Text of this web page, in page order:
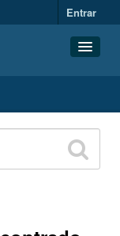
Entrar